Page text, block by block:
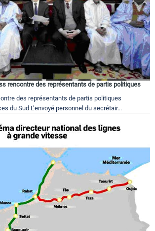
rencontre des représentants de partis politiques
des représentants de partis politiques
du Sud L’envoyé personnel du secrétair...